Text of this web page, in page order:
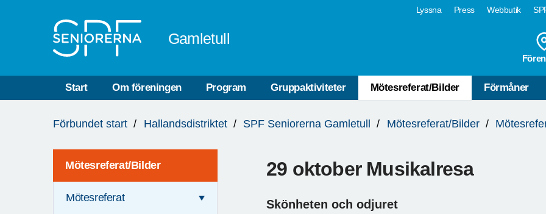
Lyssna Press Webbutik
Gamletull
Start Om föreningen Program Gruppaktiviteter Mötesreferat/Bilder Förmåner
är
Förbundet start Hallandsdistriktet SPF Seniorerna Gamletull Mötesreferat/Bilder
Mötesreferat/Bilder
Mötesreferat
29 oktober Musikalresa
Skönheten och odjuret